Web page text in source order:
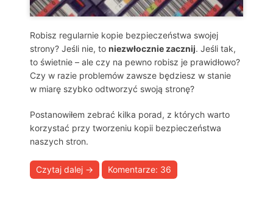
Robisz regularnie kopie bezpieczeństwa swojej
strony? Jeśli nie, to niezwłocznie zacznij. Jeśli tak,
to świetnie – ale czy na pewno robisz je prawidłowo?
Czy w razie problemów zawsze będziesz w stanie
w miarę szybko odtworzyć swoją stronę?
Postanowiłem zebrać kilka porad, z których warto
korzystać przy tworzeniu kopii bezpieczeństwa
naszych stron.
Czytaj dalej → Komentarze: 36